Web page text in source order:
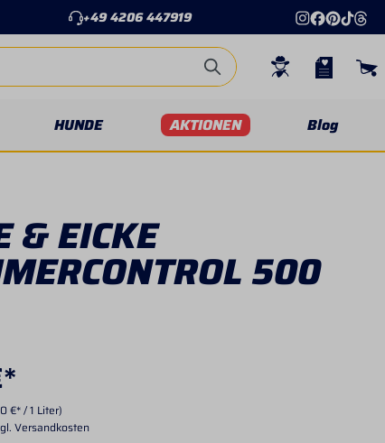
+49 4206 447919
HUNDE AKTIONEN Blog
& EICKE
500
€* / 1 Liter)
Versandkosten